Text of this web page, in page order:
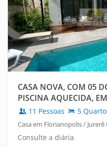
CASA NOVA, COM 05
PISCINA AQUECIDA,
11 Pessoas 5
Casa em Florianopolis /
Consulte a diária